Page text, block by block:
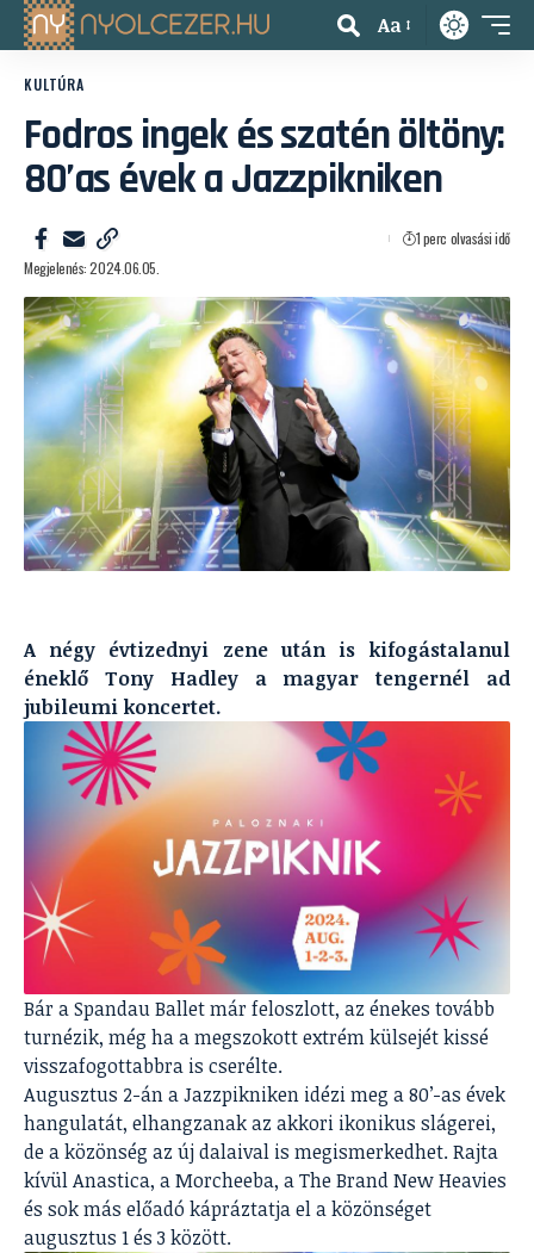
Aa
KULTÚRA
Fodros ingek és szatén öltöny:
80’as évek a Jazzpikniken
Megjelenés: 2024.06.05.
1 perc olvasási idő
A négy évtizednyi zene után is kifogástalanul
éneklő Tony Hadley a magyar tengernél ad
jubileumi koncertet.
Bár a Spandau Ballet már feloszlott, az énekes tovább
turnézik, még ha a megszokott extrém külsejét kissé
visszafogottabbra is cserélte.
Augusztus 2-án a Jazzpikniken idézi meg a 80’-as évek
hangulatát, elhangzanak az akkori ikonikus slágerei,
de a közönség az új dalaival is megismerkedhet. Rajta
kívül Anastica, a Morcheeba, a The Brand New Heavies
és sok más előadó kápráztatja el a közönséget
augusztus 1 és 3 között.